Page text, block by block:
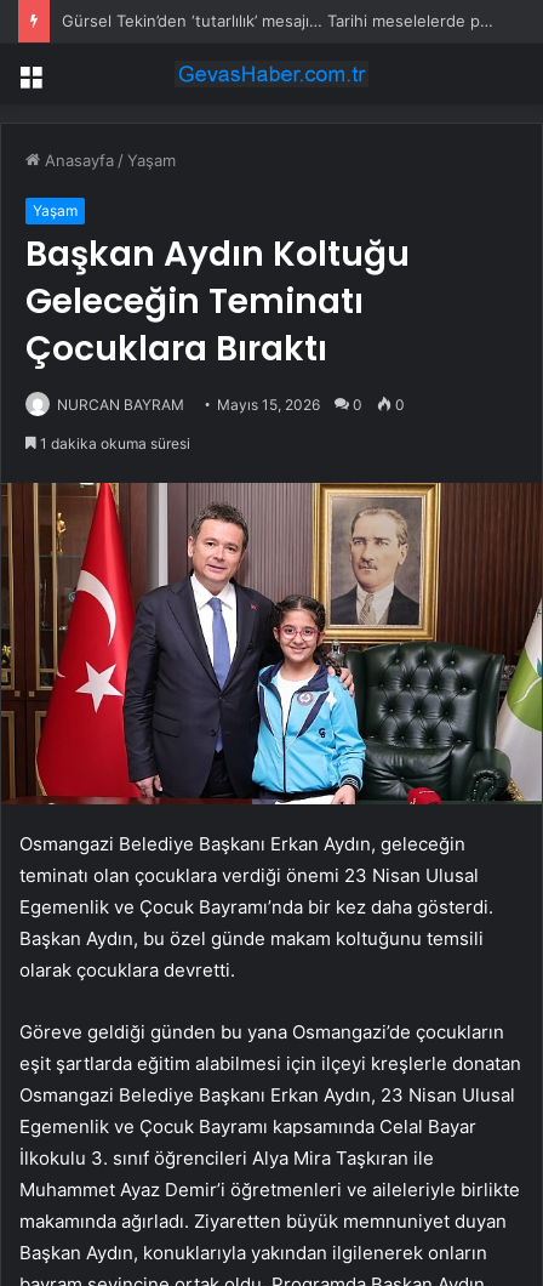
Gürsel Tekin’den ‘tutarlılık’ mesajı… Tarihi meselelerde pusula net olmalı
Menü
Anasayfa /Yaşam
Yaşam
Başkan Aydın Koltuğu
Geleceğin Teminatı
Çocuklara Bıraktı
NURCAN BAYRAM Mayıs 15, 2026 0 0
1 dakika okuma süresi
Osmangazi Belediye Başkanı Erkan Aydın, geleceğin
teminatı olan çocuklara verdiği önemi 23 Nisan Ulusal
Egemenlik ve Çocuk Bayramı’nda bir kez daha gösterdi.
Başkan Aydın, bu özel günde makam koltuğunu temsili
olarak çocuklara devretti.
Göreve geldiği günden bu yana Osmangazi’de çocukların
eşit şartlarda eğitim alabilmesi için ilçeyi kreşlerle donatan
Osmangazi Belediye Başkanı Erkan Aydın, 23 Nisan Ulusal
Egemenlik ve Çocuk Bayramı kapsamında Celal Bayar
İlkokulu 3. sınıf öğrencileri Alya Mira Taşkıran ile
Muhammet Ayaz Demir’i öğretmenleri ve aileleriyle birlikte
makamında ağırladı. Ziyaretten büyük memnuniyet duyan
Başkan Aydın, konuklarıyla yakından ilgilenerek onların